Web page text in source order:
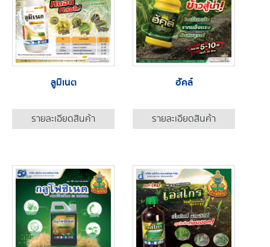
ลูมิเนต
รายละเอียดสินค้า
ฮัคล์
รายละเอียดสินค้า